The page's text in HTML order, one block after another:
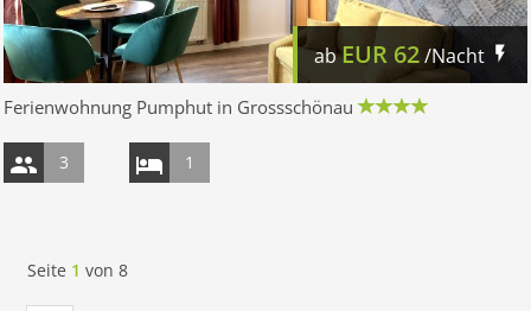
abEUR 62/Nacht
Ferienwohnung Pumphut in Grossschönau
3 1
Seite 1 von 8